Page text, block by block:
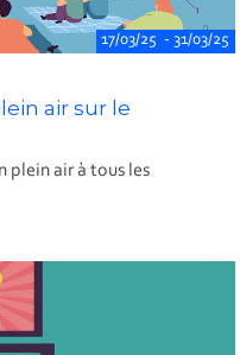
17/03/25 - 31/03/25
air sur le
plein air à tous les